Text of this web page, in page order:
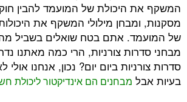
של המועמד להבין חוקיות ולהסיק
מילולי המשקף את היכולות הוורבליות
אתם בטח שואלים בשביל מה צריך
צורניות, הרי כמה מאתנו נדרשים לפתור
ביום יום? נכון, אנחנו אולי לא פותרים
מבחנים הם אינדיקטור ליכולת חשיבה.